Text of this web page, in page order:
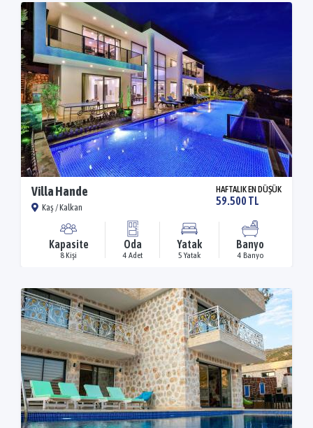
Villa Hande
Kaş / Kalkan
HAFTALIK EN DÜŞÜK
59.500 TL
Kapasite
8 Kişi
Oda
4 Adet
Yatak
5 Yatak
Banyo
4 Banyo